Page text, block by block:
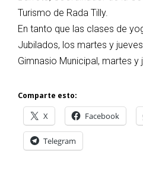
Turismo de Rada Tilly.
En tanto que las clases de
Jubilados, los martes y
Gimnasio Municipal, martes y
Comparte esto:
X Facebook
Telegram